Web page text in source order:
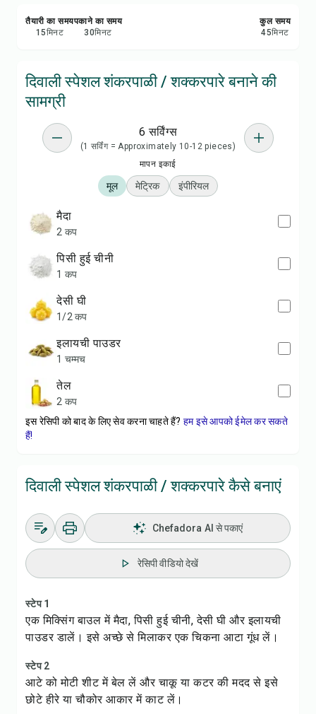
तैयारी का समय
15मिनट
पकाने का समय
30मिनट
कुल समय
45मिनट
दिवाली स्पेशल शंकरपाळी / शक्करपारे बनाने की
सामग्री
6 सर्विंग्स
(1 सर्विंग = Approximately 10-12 pieces)
मापन इकाई
मूल मेट्रिक इंपीरियल
मैदा
2 कप
पिसी हुई चीनी
1 कप
देसी घी
1/2 कप
इलायची पाउडर
1 चम्मच
तेल
2 कप
इस रेसिपी को बाद के लिए सेव करना चाहते हैं? हम इसे आपको ईमेल कर सकते
हैं!
दिवाली स्पेशल शंकरपाळी / शक्करपारे कैसे बनाएं
Chefadora AI से पकाएं
रेसिपी वीडियो देखें
स्टेप 1
एक मिक्सिंग बाउल में मैदा, पिसी हुई चीनी, देसी घी और इलायची
पाउडर डालें। इसे अच्छे से मिलाकर एक चिकना आटा गूंध लें।
स्टेप 2
आटे को मोटी शीट में बेल लें और चाकू या कटर की मदद से इसे
छोटे हीरे या चौकोर आकार में काट लें।